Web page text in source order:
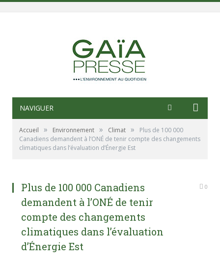
NAVIGUER
Accueil » Environnement » Climat »
Plus de 100 000
Canadiens demandent à l’ONÉ de tenir compte des changements
climatiques dans l’évaluation d’Énergie Est
Plus de 100 000 Canadiens
demandent à l’ONÉ de tenir
compte des changements
climatiques dans l’évaluation
d’Énergie Est
0